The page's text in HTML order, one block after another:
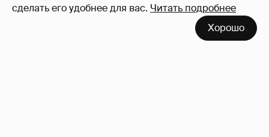
сделать его удобнее для вас. Читать подробнее
Хорошо